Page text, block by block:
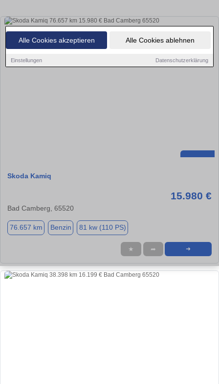
Alle Cookies akzeptieren Alle Cookies ablehnen
Einstellungen Datenschutzerklärung
Skoda Kamiq
15.980 €
Bad Camberg, 65520
76.657 km Benzin 81 kw (110 PS)
★ ➦ ➜